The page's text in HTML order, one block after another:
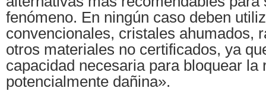
fenómeno. En ningún caso deben
convencionales, cristales ahumados,
otros materiales no certificados, ya
capacidad necesaria para bloquear la
potencialmente dañina».